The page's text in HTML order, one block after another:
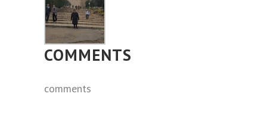
COMMENTS
comments